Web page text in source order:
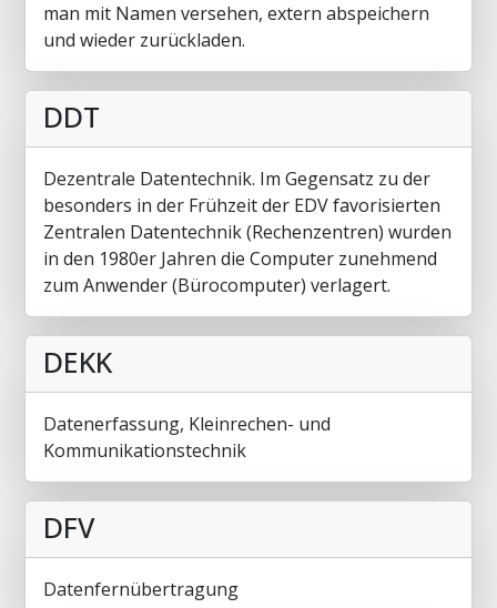
man mit Namen versehen, extern abspeichern
und wieder zurückladen.
DDT
Dezentrale Datentechnik. Im Gegensatz zu der
besonders in der Frühzeit der EDV favorisierten
Zentralen Datentechnik (Rechenzentren) wurden
in den 1980er Jahren die Computer zunehmend
zum Anwender (Bürocomputer) verlagert.
DEKK
Datenerfassung, Kleinrechen- und
Kommunikationstechnik
DFV
Datenfernübertragung